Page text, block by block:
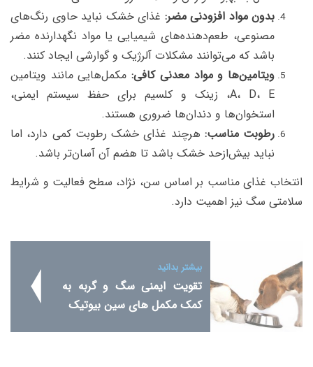
بدون مواد افزودنی مضر: غذای خشک نباید حاوی رنگ‌های
مصنوعی، طعم‌دهنده‌های شیمیایی یا مواد نگهدارنده مضر
باشد که می‌توانند مشکلات آلرژیک و گوارشی ایجاد کنند.
ویتامین‌ها و مواد معدنی کافی:مکمل‌هایی مانند ویتامین
A، D، E، زینک و کلسیم برای حفظ سیستم ایمنی،
استخوان‌ها و دندان‌ها ضروری هستند.
رطوبت مناسب: هرچند غذای خشک رطوبت کمی دارد، اما
نباید بیش‌ازحد خشک باشد تا هضم آن آسان‌تر باشد.
انتخاب غذای مناسب بر اساس سن، نژاد، سطح فعالیت و شرایط
سلامتی سگ نیز اهمیت دارد.
بیشتر بدانید
تقویت ایمنی سگ و گربه به
کمک مکمل های سین بیوتیک